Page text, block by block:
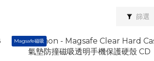
篩選
Magsafe磁吸